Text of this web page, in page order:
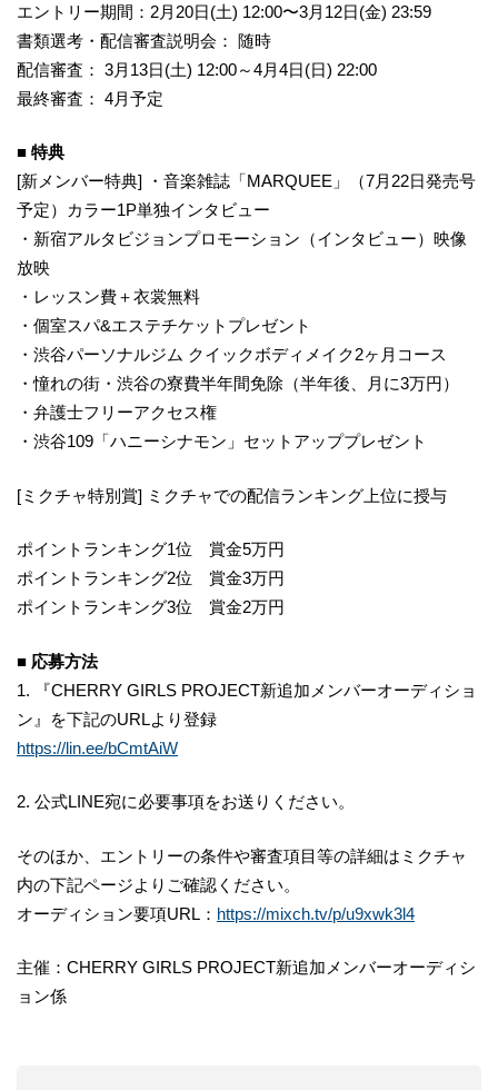
エントリー期間：2月20日(土) 12:00〜3月12日(金) 23:59
書類選考・配信審査説明会： 随時
配信審査： 3月13日(土) 12:00～4月4日(日) 22:00
最終審査： 4月予定
■ 特典
[新メンバー特典] ・音楽雑誌「MARQUEE」（7月22日発売号
予定）カラー1P単独インタビュー
・新宿アルタビジョンプロモーション（インタビュー）映像
放映
・レッスン費＋衣裳無料
・個室スパ&エステチケットプレゼント
・渋谷パーソナルジム クイックボディメイク2ヶ月コース
・憧れの街・渋谷の寮費半年間免除（半年後、月に3万円）
・弁護士フリーアクセス権
・渋谷109「ハニーシナモン」セットアッププレゼント
[ミクチャ特別賞] ミクチャでの配信ランキング上位に授与
ポイントランキング1位 賞金5万円
ポイントランキング2位 賞金3万円
ポイントランキング3位 賞金2万円
■ 応募方法
1. 『CHERRY GIRLS PROJECT新追加メンバーオーディショ
ン』を下記のURLより登録
https://lin.ee/bCmtAiW
2. 公式LINE宛に必要事項をお送りください。
そのほか、エントリーの条件や審査項目等の詳細はミクチャ
内の下記ページよりご確認ください。
オーディション要項URL： https://mixch.tv/p/u9xwk3l4
主催：CHERRY GIRLS PROJECT新追加メンバーオーディシ
ョン係